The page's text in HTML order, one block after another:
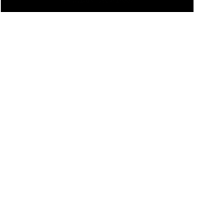
オンリーグリーン / ジャケット ブルー ヘ